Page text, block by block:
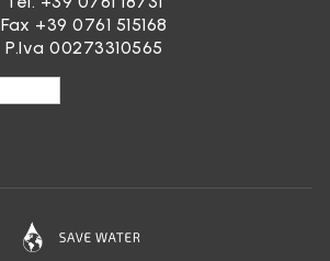
Fax +39 0761 515168
P.Iva 00273310565